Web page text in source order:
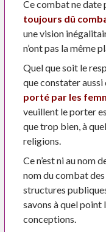
Ce combat ne date
toujours dû
une vision
n’ont pas la même
Quel que soit le
que constater aussi
porté par les
veuillent le porter
que trop bien, à
religions.
Ce n’est ni au nom
nom du combat
structures
savons à quel point
conceptions.